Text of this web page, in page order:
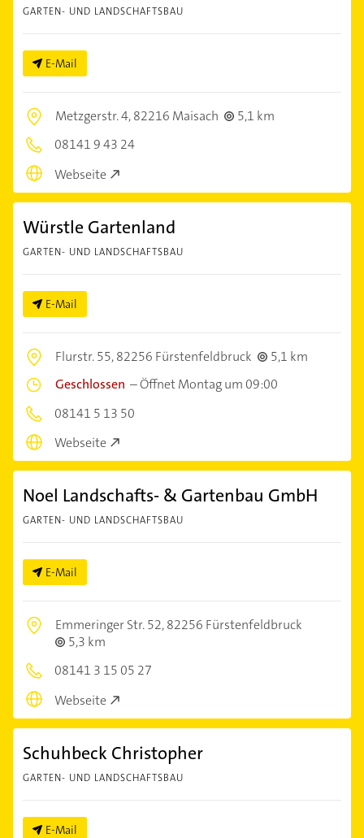
GARTEN- UND LANDSCHAFTSBAU
E-Mail
Metzgerstr. 4,82216 Maisach
5,1 km
08141 9 43 24
Webseite
Würstle Gartenland
GARTEN- UND LANDSCHAFTSBAU
E-Mail
Flurstr. 55,82256 Fürstenfeldbruck
5,1 km
Geschlossen –Öffnet Montag um 09:00
08141 5 13 50
Webseite
Noel Landschafts- & Gartenbau GmbH
GARTEN- UND LANDSCHAFTSBAU
E-Mail
Emmeringer Str. 52,82256 Fürstenfeldbruck
5,3 km
08141 3 15 05 27
Webseite
Schuhbeck Christopher
GARTEN- UND LANDSCHAFTSBAU
E-Mail